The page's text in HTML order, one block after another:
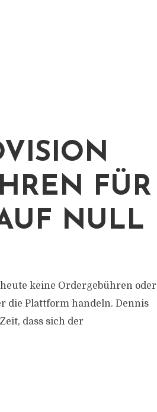
FÜR
NULL
keine Ordergebühren oder
die Plattform handeln. Dennis
dass sich der